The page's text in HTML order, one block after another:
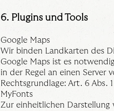
6. Plugins und Tools
Google Maps
Wir binden Landkarten des
Google Maps ist es
in der Regel an einen Server
Rechtsgrundlage: Art. 6 Abs.
MyFonts
Zur einheitlichen